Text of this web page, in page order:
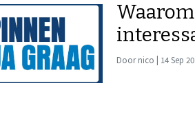
Door nico | 14 Sep